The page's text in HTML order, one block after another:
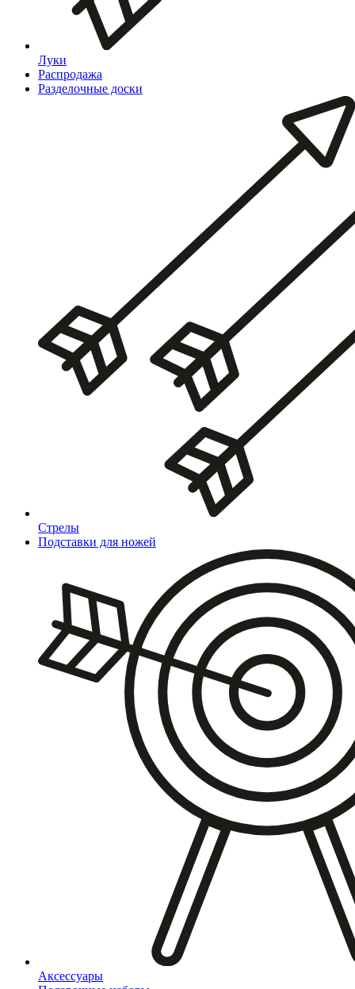
Луки
Распродажа
Разделочные доски
Стрелы
Подставки для ножей
Аксессуары